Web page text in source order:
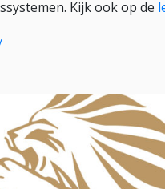
Kijk ook op de